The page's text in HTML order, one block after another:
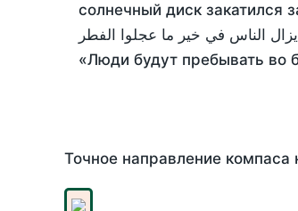
солнечный диск закатился
يزال الناس في خير ما عجلوا الفطر
«Люди будут пребывать во
Точное направление компаса